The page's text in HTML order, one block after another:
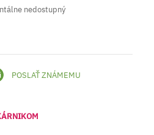
nedostupný
POSLAŤ ZNÁMEMU